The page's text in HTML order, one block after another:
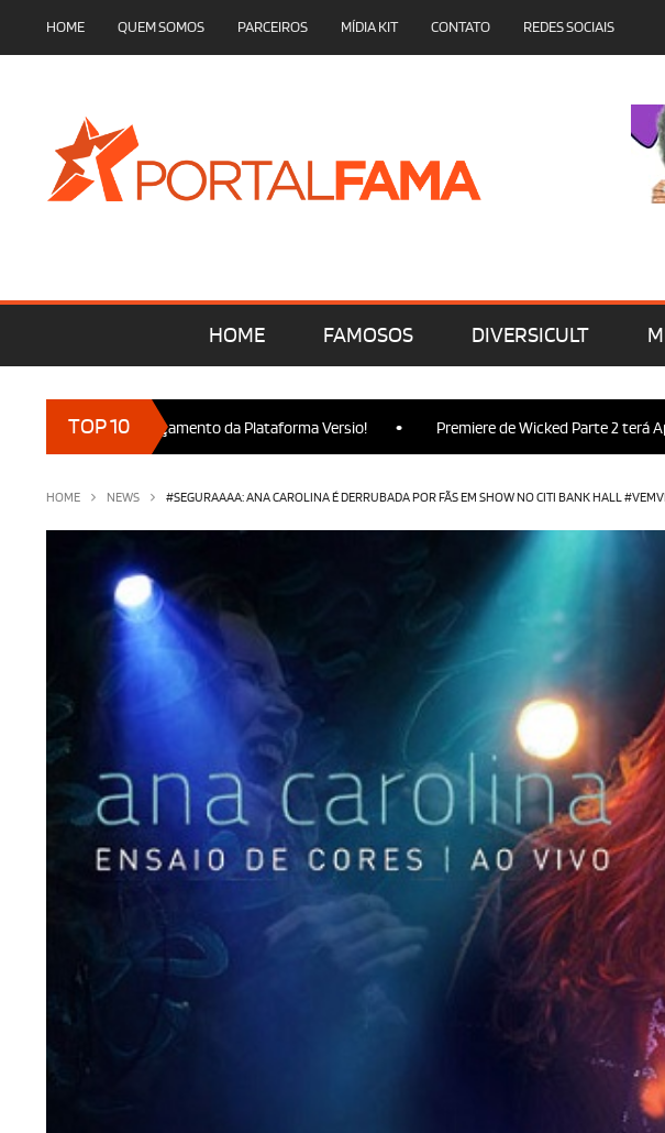
HOME QUEM SOMOS PARCEIROS MÍDIA KIT CONTATO REDES SOCIAIS
HOME FAMOSOS DIVERSICULT
TOP 10
no Lançamento da Plataforma Versio! • Premiere de Wicked Parte 2 terá
HOME NEWS #SEGURAAAA: ANA CAROLINA É DERRUBADA POR FÃS EM SHOW NO CITI BANK HALL